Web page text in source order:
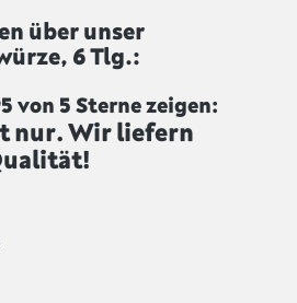
ungeschwefelt
über unser
6 Tlg.:
von 4.9 von 5 Sternen
von 5 Sterne zeigen:
nur. Wir liefern
von 4.9 von 5 Sternen